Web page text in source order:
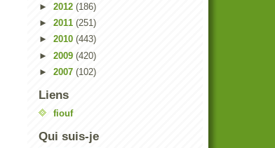
► 2012 (186)
► 2011 (251)
► 2010 (443)
► 2009 (420)
► 2007 (102)
Liens
fiouf
Qui suis-je